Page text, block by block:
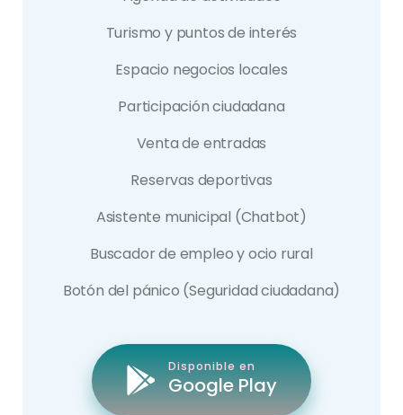
Turismo y puntos de interés
Espacio negocios locales
Participación ciudadana
Venta de entradas
Reservas deportivas
Asistente municipal (Chatbot)
Buscador de empleo y ocio rural
Botón del pánico (Seguridad ciudadana)
Disponible en
Google Play